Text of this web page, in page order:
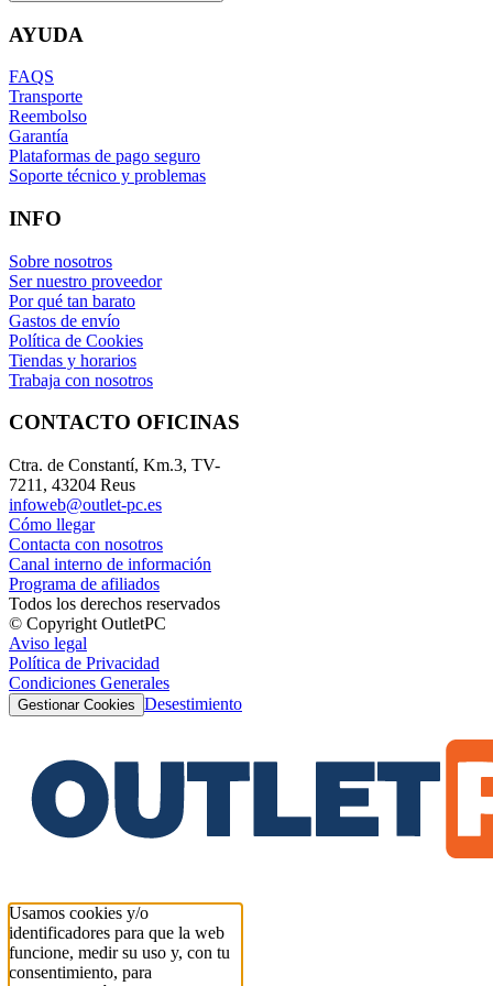
AYUDA
FAQS
Transporte
Reembolso
Garantía
Plataformas de pago seguro
Soporte técnico y problemas
INFO
Sobre nosotros
Ser nuestro proveedor
Por qué tan barato
Gastos de envío
Política de Cookies
Tiendas y horarios
Trabaja con nosotros
CONTACTO OFICINAS
Ctra. de Constantí, Km.3, TV-
7211, 43204 Reus
infoweb@outlet-pc.es
Cómo llegar
Contacta con nosotros
Canal interno de información
Programa de afiliados
Todos los derechos reservados
© Copyright OutletPC
Aviso legal
Política de Privacidad
Condiciones Generales
Gestionar Cookies Desestimiento
Usamos cookies y/o
identificadores para que la web
funcione, medir su uso y, con tu
consentimiento, para